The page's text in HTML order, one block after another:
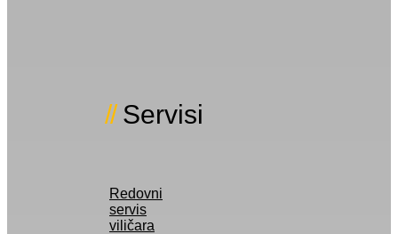
Servisi
Redovni
servis
viličara